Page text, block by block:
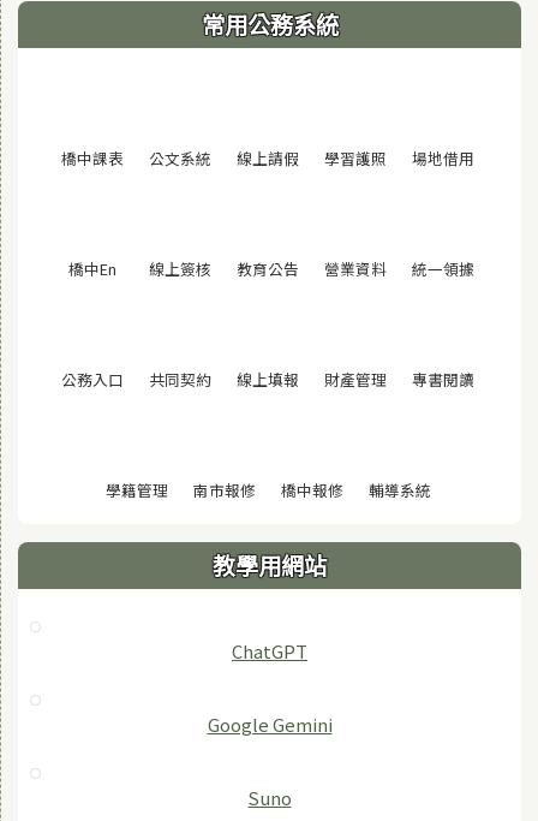
常用公務系統
橋中課表 (另開視窗)
公文系統 (另開視窗)
線上請假 (另開視窗)
學習護照 (另開視窗)
場地借用
橋中En (另開視窗)
線上簽核 (另開視窗)
教育公告 (另開視窗)
營業資料(另開視窗)
統一領據
公務入口 (另開視窗)
共同契約(另開視窗)
線上填報 (另開視窗)
財產管理 (另開視窗)
專書閱讀
學籍管理(另開視窗)
南市報修(另開視窗)
橋中報修(另開視窗)
輔導系統(另開視窗)
教學用網站
ChatGPT
‎Google Gemini
Suno